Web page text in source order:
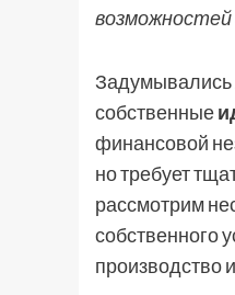
возможностей
Задумывались
собственные
финансовой
но требует
рассмотрим
собственного
производство